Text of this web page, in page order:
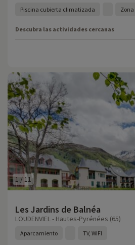
Piscina cubierta climatizada
Descubra las actividades cercanas
1/ 11
Les Jardins de Balnéa
LOUDENVIEL - Hautes-Pyrénées (65)
Aparcamiento TV, WIFI